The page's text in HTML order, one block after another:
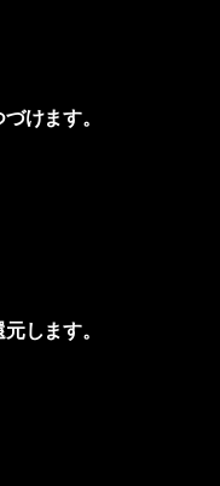
けます。
します。